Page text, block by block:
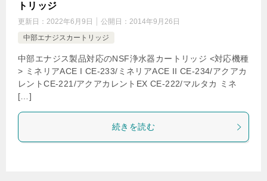
トリッジ
更新日： 2022年6月9日 公開日： 2014年9月26日
中部エナジスカートリッジ
中部エナジス製品対応のNSF浄水器カートリッジ <対応機種
> ミネリアACE I CE-233/ミネリアACE II CE-234/アクアカ
レントCE-221/アクアカレントEX CE-222/マルタカ ミネ
[…]
続きを読む